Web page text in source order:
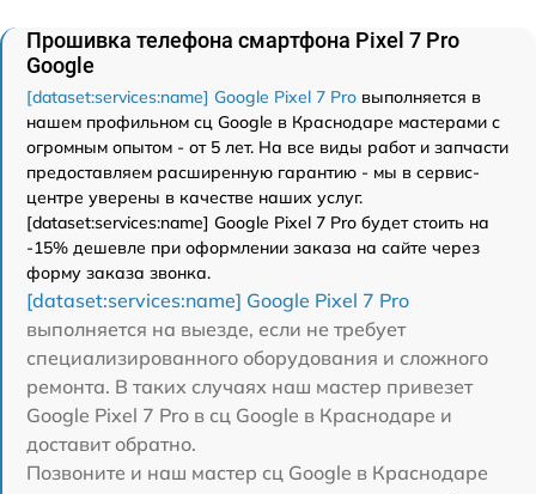
Прошивка телефона смартфона Pixel 7 Pro
Google
[dataset:services:name] Google Pixel 7 Pro выполняется в
нашем профильном сц Google в Краснодаре мастерами с
огромным опытом - от 5 лет. На все виды работ и запчасти
предоставляем расширенную гарантию - мы в сервис-
центре уверены в качестве наших услуг.
[dataset:services:name] Google Pixel 7 Pro будет стоить на
-15% дешевле при оформлении заказа на сайте через
форму заказа звонка.
[dataset:services:name] Google Pixel 7 Pro
выполняется на выезде, если не требует
специализированного оборудования и сложного
ремонта. В таких случаях наш мастер привезет
Google Pixel 7 Pro в сц Google в Краснодаре и
доставит обратно.
Позвоните и наш мастер сц Google в Краснодаре